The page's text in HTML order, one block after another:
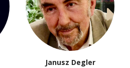
Janusz Degler